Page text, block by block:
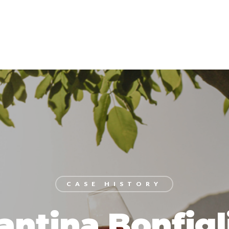
CASE HISTORY